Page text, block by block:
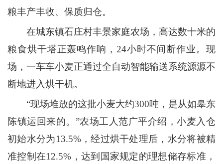
粮丰产丰收、保质归仓。
在城东镇石庄村丰景家庭农场，高达数十米的
粮食烘干塔正轰鸣作响，24小时不间断作业。现
场，一车车小麦正通过全自动智能输送系统源源不
断地进入烘干机。
“现场堆放的这批小麦大约300吨，是从如皋东
陈镇运回来的。”农场工人范广平介绍，小麦入仓
初始水分为13.5%，经过烘干处理后，水分将被精
准控制在12.5%，达到国家规定的理想储存标准，